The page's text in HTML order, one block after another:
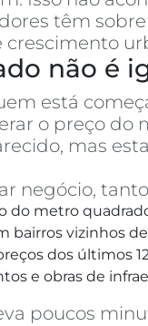
têm
crescimento
não é
está
o preço
mas
negócio,
do metro
bairros vizinhos
dos últimos
e obras de
poucos